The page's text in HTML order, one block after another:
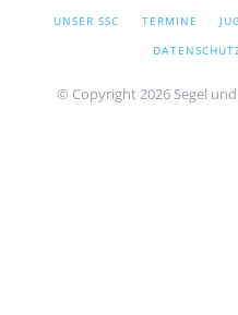
NAVIGATION
UNSER SSC TERMINE
© Copyright 2026 Segel